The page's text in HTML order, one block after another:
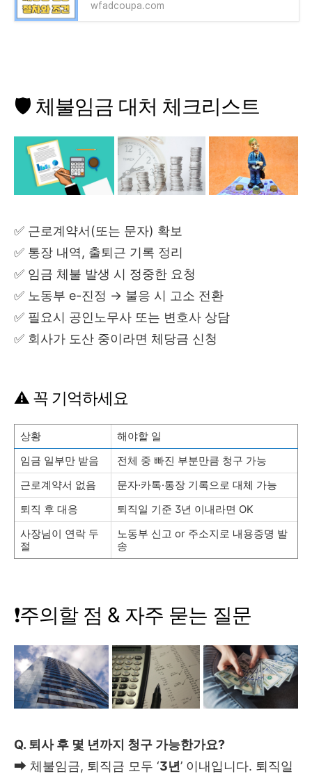
wfadcoupa.com
🛡 체불임금 대처 체크리스트
✅ 근로계약서(또는 문자) 확보
✅ 통장 내역, 출퇴근 기록 정리
✅ 임금 체불 발생 시 정중한 요청
✅ 노동부 e-진정 → 불응 시 고소 전환
✅ 필요시 공인노무사 또는 변호사 상담
✅ 회사가 도산 중이라면 체당금 신청
⚠️ 꼭 기억하세요
상황
해야할 일
임금 일부만 받음
전체 중 빠진 부분만큼 청구 가능
근로계약서 없음
문자·카톡·통장 기록으로 대체 가능
퇴직 후 대응
퇴직일 기준 3년 이내라면 OK
사장님이 연락 두
절
노동부 신고 or 주소지로 내용증명 발
송
❗️주의할 점 & 자주 묻는 질문
Q. 퇴사 후 몇 년까지 청구 가능한가요?
➡ 체불임금, 퇴직금 모두 ‘3년’ 이내입니다. 퇴직일